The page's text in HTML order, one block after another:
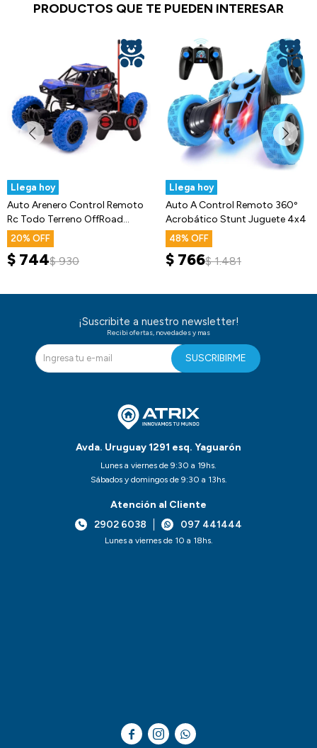
PRODUCTOS QUE TE PUEDEN INTERESAR
Llega hoy
Auto Arenero Control Remoto
Rc Todo Terreno OffRoad
Trepador
20
$ 744$ 930
Llega hoy
Auto A Control Remoto 360º
Acrobático Stunt Juguete 4x4
48
$ 766$ 1.481
Avda. Uruguay 1291 esq. Yaguarón
Lunes a viernes de 9:30 a 19hs.
Sábados y domingos de 9:30 a 13hs.
Atención al Cliente
2902 6038
097 441444
Lunes a viernes de 10 a 18hs.
¡Suscribite a nuestro newsletter!
Recibi ofertas, novedades y mas
SUSCRIBIRME
  